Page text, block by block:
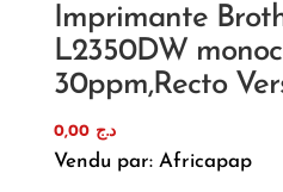
Imprimante
L2350DW
30ppm,Recto
د.ج 0,00
Vendu par: Africapap